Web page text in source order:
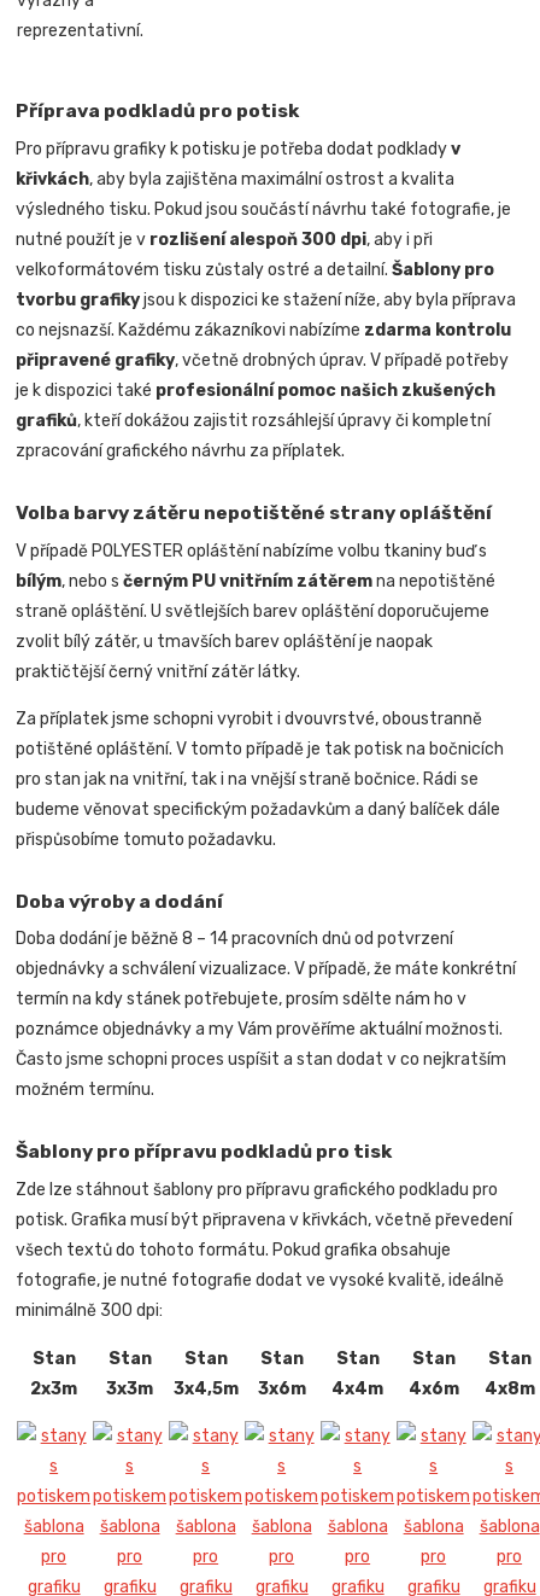
reprezentativní.
Příprava podkladů pro potisk
Pro přípravu grafiky k potisku je potřeba dodat podkladyv
křivkách, aby byla zajištěna maximální ostrost a kvalita
výsledného tisku. Pokud jsou součástí návrhu také fotografie, je
nutné použít je v rozlišení alespoň 300 dpi, aby i při
velkoformátovém tisku zůstaly ostré a detailní.Šablony pro
tvorbu grafikyjsou k dispozici ke stažení níže, aby byla příprava
co nejsnazší. Každému zákazníkovi nabízíme zdarma kontrolu
připravené grafiky, včetně drobných úprav. V případě potřeby
je k dispozici také profesionální pomoc našich zkušených
grafiků, kteří dokážou zajistit rozsáhlejší úpravy či kompletní
zpracování grafického návrhu za příplatek.
Volba barvy zátěru nepotištěné strany opláštění
V případě POLYESTER opláštění nabízíme volbu tkaniny buď s
bílým, nebo sčerným PU vnitřním zátěremna nepotištěné
straně opláštění. U světlejších barev opláštění doporučujeme
zvolit bílý zátěr, u tmavších barev opláštění je naopak
praktičtější černý vnitřní zátěr látky.
Za příplatek jsme schopni vyrobit i dvouvrstvé, oboustranně
potištěné opláštění. V tomto případě je tak potisk na bočnicích
pro stan jak na vnitřní, tak i na vnější straně bočnice. Rádi se
budeme věnovat specifickým požadavkům a daný balíček dále
přispůsobíme tomuto požadavku.
Doba výroby a dodání
Doba dodání je běžně 8 – 14 pracovních dnů od potvrzení
objednávky a schválení vizualizace. V případě, že máte konkrétní
termín na kdy stánek potřebujete, prosím sdělte nám ho v
poznámce objednávky a my Vám prověříme aktuální možnosti.
Často jsme schopni proces uspíšit a stan dodat v co nejkratším
možném termínu.
Šablony pro přípravu podkladů pro tisk
Zde lze stáhnout šablony pro přípravu grafického podkladu pro
potisk. Grafika musí být připravena v křivkách, včetně převedení
všech textů do tohoto formátu. Pokud grafika obsahuje
fotografie, je nutné fotografie dodat ve vysoké kvalitě, ideálně
minimálně 300 dpi:
Stan
2x3m
Stan
3x3m
Stan
3x4,5m
Stan
3x6m
Stan
4x4m
Stan
4x6m
Stan
4x8m